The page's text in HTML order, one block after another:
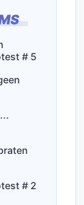
# 5
# 2